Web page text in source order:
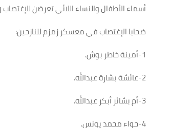
أسماء الأطفال والنساء اللائي تعرضن
ضحايا الإغتصاب في معسكر زمزم للنازحين:
1- أمينة خاطر بوش.
2- عائشة بشارة عبدالله.
3- أم بشائر أبكر عبدالله.
4- حواء محمد يونس.